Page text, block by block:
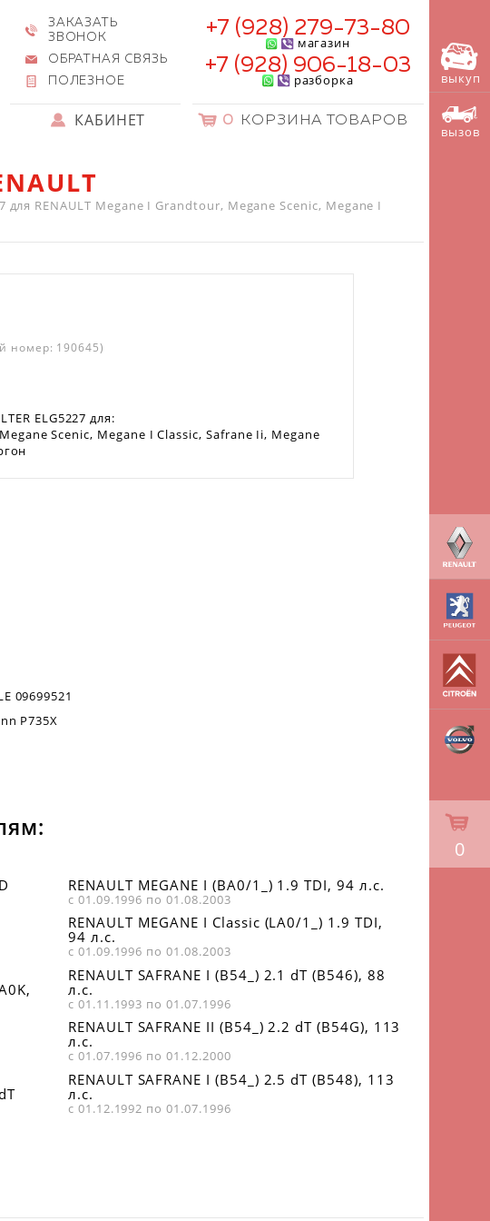
ЗАКАЗАТЬ
ЗВОНОК
ОБРАТНАЯ СВЯЗЬ
ПОЛЕЗНОЕ
+7 (928) 279-73-80
магазин
+7 (928) 906-18-03
разборка
КАБИНЕТ 0 КОРЗИНА ТОВАРОВ
для RENAULT Megane I Grandtour, Megane Scenic, Megane I
номер: 190645)
ELG5227 для:
Scenic, Megane I Classic, Safrane Ii, Megane
09699521
P735X
RENAULT MEGANE I (BA0/1_) 1.9 TDI, 94 л.с.
с 01.09.1996 по 01.08.2003
RENAULT MEGANE I Classic (LA0/1_) 1.9 TDI,
94 л.с.
с 01.09.1996 по 01.08.2003
RENAULT SAFRANE I (B54_) 2.1 dT (B546), 88
л.с.
с 01.11.1993 по 01.07.1996
RENAULT SAFRANE II (B54_) 2.2 dT (B54G), 113
л.с.
с 01.07.1996 по 01.12.2000
RENAULT SAFRANE I (B54_) 2.5 dT (B548), 113
л.с.
с 01.12.1992 по 01.07.1996
выкуп
вызов
0